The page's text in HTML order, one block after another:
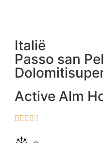
Italië
Passo san
Active Alm
    